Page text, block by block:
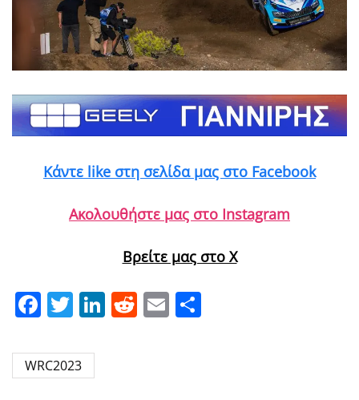
Κάντε like στη σελίδα μας στο Facebook
Ακολουθήστε μας στο Instagram
Βρείτε μας στο X
Facebook
Twitter
LinkedIn
Reddit
Email
WRC2023